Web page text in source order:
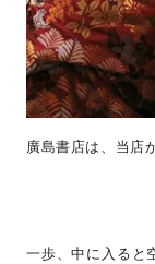
廣島書店は、当店
一歩、中に入ると